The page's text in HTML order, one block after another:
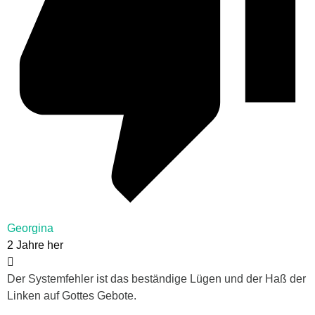
Georgina
2 Jahre her
Der Systemfehler ist das beständige Lügen und der Haß der
Linken auf Gottes Gebote.